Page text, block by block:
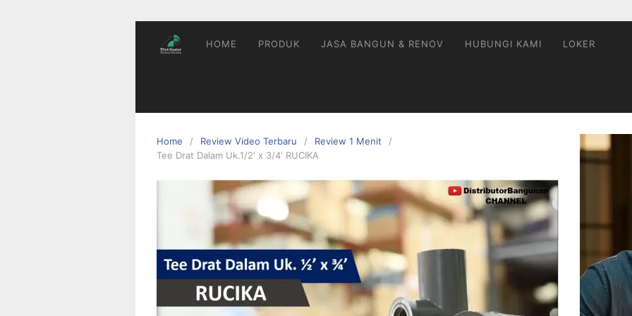
HOME PRODUK JASA BANGUN & RENOV HUBUNGI KAMI LOKER
Home Review Video Terbaru
Review 1 Menit
Tee Drat Dalam Uk.1/2′ x 3/4′ RUCIKA